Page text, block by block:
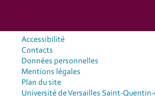
Accessibilité
Contacts
Données personnelles
Mentions légales
Plan du site
Université de Versailles Saint-